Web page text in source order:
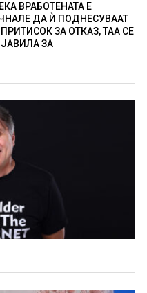
ВРАБОТЕНАТА Е
ДА Ѝ ПОДНЕСУВААТ
ЗА ОТКАЗ, ТАА СЕ
ЗА